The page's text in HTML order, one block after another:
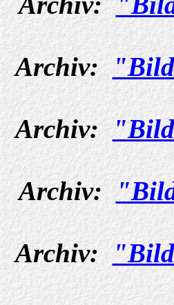
Archiv:
Archiv:
Archiv:
Archiv: